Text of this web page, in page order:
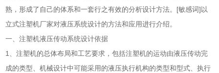
熟，形成了自己的体系和一套行之有效的分析设计方法。[敏感词]以
立式注塑机厂家对液压系统设计的方法和应用进行介绍。
一、注塑机液压传动系统设计依据
1、注塑机的总体布局和工艺要求，包括注塑机的运动由液压传动完
成的类型、机械设计中可能采用的液压执行机构的类型和型式、执行